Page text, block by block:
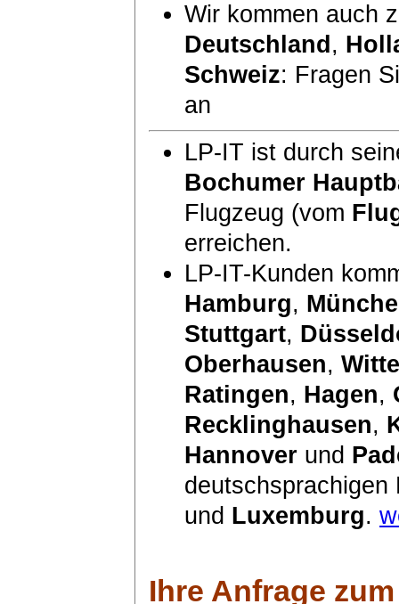
Wir kommen auch
Deutschland ,
Schweiz: Fragen
an
LP-IT ist durch
Bochumer
Flugzeug (vom
erreichen.
LP-IT-Kunden
Hamburg,
Stuttgart,
Oberhausen,
Ratingen, Hagen,
Recklinghausen,
Hannover und
und Luxemburg.
Ihre Anfrage